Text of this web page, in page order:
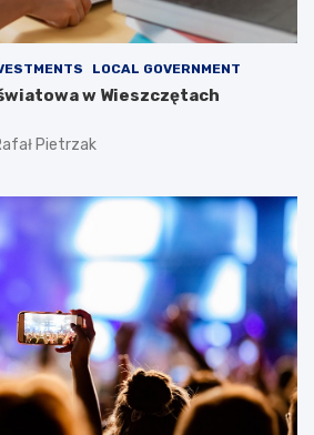
LOCAL GOVERNMENT
w Wieszczętach
Pietrzak